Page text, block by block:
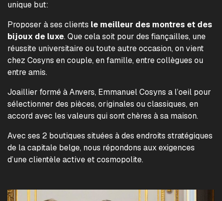
unique but:
Proposer à ses clients le meilleur des montres et des
bijoux de luxe. Que cela soit pour des fiançailles, une
réussite universitaire ou toute autre occasion, on vient
chez Cosyns en couple, en famille, entre collègues ou
entre amis.
Joaillier formé à Anvers, Emmanuel Cosyns a l’oeil pour
sélectionner des pièces, originales ou classiques, en
accord avec les valeurs qui sont chères à sa maison.
Avec ses 2 boutiques situées à des endroits stratégiques
de la capitale belge, nous répondons aux exigences
d’une clientèle active et cosmopolite.